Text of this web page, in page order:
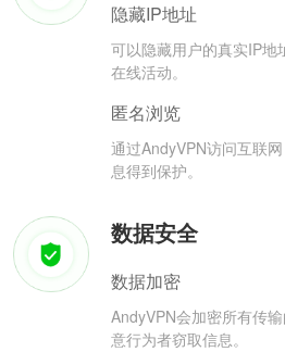
隐藏IP地址
可以隐藏用户的真实IP地
在线活动。
匿名浏览
通过AndyVPN访问互联
息得到保护。
数据安全
数据加密
AndyVPN会加密所有传
意行为者窃取信息。